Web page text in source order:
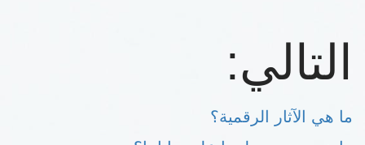
التالي:
ما هي الآثار الرقمية؟